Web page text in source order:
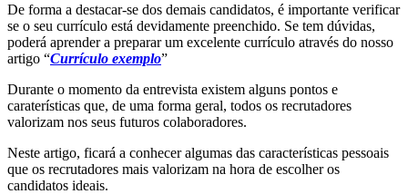
De forma a destacar-se dos demais candidatos, é importante verificar
se o seu currículo está devidamente preenchido. Se tem dúvidas,
poderá aprender a preparar um excelente currículo através do nosso
artigo “Currículo exemplo”
Durante o momento da entrevista existem alguns pontos e
caraterísticas que, de uma forma geral, todos os recrutadores
valorizam nos seus futuros colaboradores.
Neste artigo, ficará a conhecer algumas das características pessoais
que os recrutadores mais valorizam na hora de escolher os
candidatos ideais.